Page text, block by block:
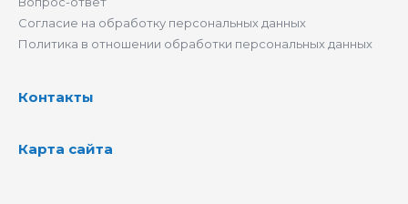
Согласие на обработку персональных данных
Политика в отношении обработки персональных данных
Контакты
Карта сайта